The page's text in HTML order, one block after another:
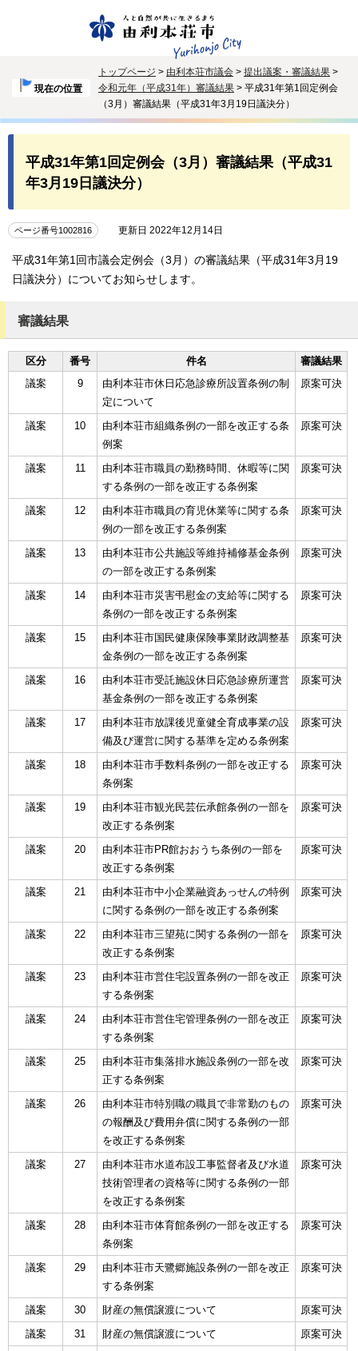
現在の位置
トップページ > 由利本荘市議会 > 提出議案・審議結果 >
令和元年（平成31年）審議結果 > 平成31年第1回定例会
（3月）審議結果（平成31年3月19日議決分）
平成31年第1回定例会（3月）審議結果（平成31
年3月19日議決分）
ページ番号1002816 更新日 2022年12月14日
平成31年第1回市議会定例会（3月）の審議結果（平成31年3月19
日議決分）についてお知らせします。
審議結果
区分 番号 件名
審議結果
議案
9
由利本荘市休日応急診療所設置条例の制
定について
原案可決
議案 10
由利本荘市組織条例の一部を改正する条
例案
原案可決
議案 11
由利本荘市職員の勤務時間、休暇等に関
する条例の一部を改正する条例案
原案可決
議案 12
由利本荘市職員の育児休業等に関する条
例の一部を改正する条例案
原案可決
議案 13
由利本荘市公共施設等維持補修基金条例
の一部を改正する条例案
原案可決
議案 14
由利本荘市災害弔慰金の支給等に関する
条例の一部を改正する条例案
原案可決
議案 15
由利本荘市国民健康保険事業財政調整基
金条例の一部を改正する条例案
原案可決
議案 16
由利本荘市受託施設休日応急診療所運営
基金条例の一部を改正する条例案
原案可決
議案 17
由利本荘市放課後児童健全育成事業の設
備及び運営に関する基準を定める条例案
原案可決
議案 18
由利本荘市手数料条例の一部を改正する
条例案
原案可決
議案 19
由利本荘市観光民芸伝承館条例の一部を
改正する条例案
原案可決
議案 20
由利本荘市PR館おおうち条例の一部を
改正する条例案
原案可決
議案 21
由利本荘市中小企業融資あっせんの特例
に関する条例の一部を改正する条例案
原案可決
議案 22
由利本荘市三望苑に関する条例の一部を
改正する条例案
原案可決
議案 23
由利本荘市営住宅設置条例の一部を改正
する条例案
原案可決
議案 24
由利本荘市営住宅管理条例の一部を改正
する条例案
原案可決
議案 25
由利本荘市集落排水施設条例の一部を改
正する条例案
原案可決
議案 26
由利本荘市特別職の職員で非常勤のもの
の報酬及び費用弁償に関する条例の一部
を改正する条例案
原案可決
議案 27
由利本荘市水道布設工事監督者及び水道
技術管理者の資格等に関する条例の一部
を改正する条例案
原案可決
議案 28
由利本荘市体育館条例の一部を改正する
条例案
原案可決
議案 29
由利本荘市天鷺郷施設条例の一部を改正
する条例案
原案可決
議案 30 財産の無償譲渡について
原案可決
議案
31 財産の無償譲渡について
原案可決